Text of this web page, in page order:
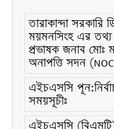
তারাকান্দা সরকারি
ময়মনসিংহ এর তথ্য
প্রভাষক জনাব মোঃ
অনাপত্তি সদন
এইচএসসি
সময়সূচীঃ
এইচএসসি